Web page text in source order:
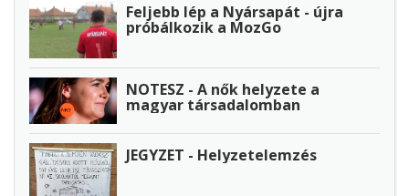
Feljebb lép a Nyársapát - újra
próbálkozik a MozGo
NOTESZ - A nők helyzete a
magyar társadalomban
JEGYZET - Helyzetelemzés